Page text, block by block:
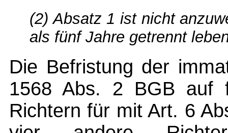
(2) Absatz 1 ist nicht
als fünf Jahre getrennt
Die Befristung der
1568 Abs. 2 BGB auf
Richtern für mit Art. 6